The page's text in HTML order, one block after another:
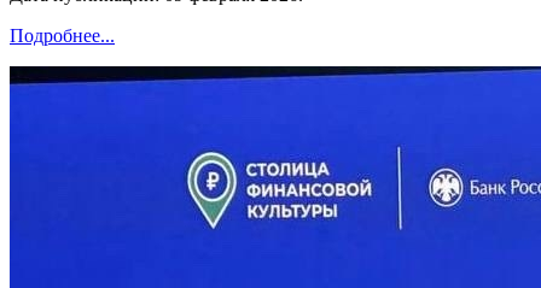
Подробнее...